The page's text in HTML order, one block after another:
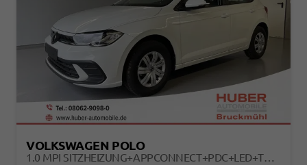
VOLKSWAGEN POLO
1.0 MPI SITZHEIZUNG+APPCONNECT+PDC+LED+TOUCH+LICHTSENSOR+MULTILENKRAD